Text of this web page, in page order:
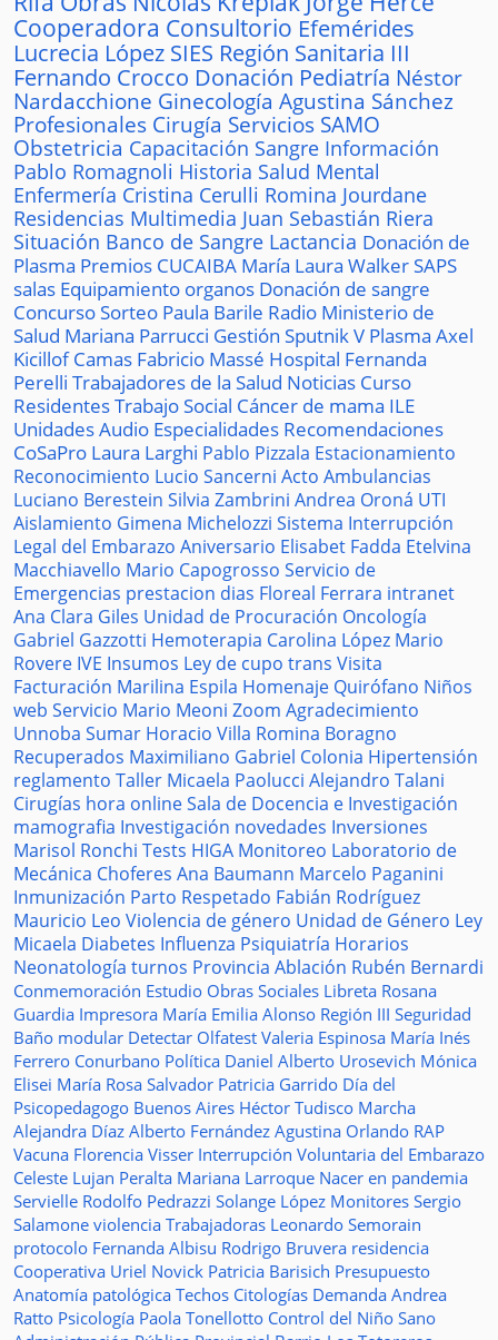
Cooperadora Consultorio Efemérides
Lucrecia López SIES Región Sanitaria III
Fernando Crocco Donación Pediatría Néstor
Nardacchione Ginecología Agustina Sánchez
Profesionales Cirugía Servicios SAMO
Obstetricia Capacitación Sangre Información
Pablo Romagnoli Historia Salud Mental
Enfermería Cristina Cerulli Romina Jourdane
Residencias Multimedia Juan Sebastián Riera
Situación Banco de Sangre Lactancia Donación de
Plasma Premios CUCAIBA María Laura WalkerSAPS
salas Equipamiento organos Donación de sangre
ConcursoSorteo Paula Barile Radio Ministerio de
Salud Mariana Parrucci Gestión Sputnik V Plasma Axel
KicillofCamas Fabricio Massé Hospital Fernanda
Perelli Trabajadores de la Salud Noticias Curso
ResidentesTrabajo Social Cáncer de mama ILE
UnidadesAudio Especialidades Recomendaciones
CoSaPro Laura Larghi Pablo Pizzala Estacionamiento
Reconocimiento Lucio Sancerni Acto Ambulancias
Luciano Berestein Silvia Zambrini Andrea Oroná UTI
Aislamiento Gimena Michelozzi Sistema Interrupción
Legal del Embarazo Aniversario Elisabet Fadda Etelvina
Macchiavello Mario Capogrosso Servicio de
Emergencias prestacion dias Floreal Ferrara intranet
Ana Clara Giles Unidad de Procuración Oncología
Gabriel Gazzotti Hemoterapia Carolina López Mario
Rovere IVE Insumos Ley de cupo trans Visita
Facturación Marilina Espila Homenaje Quirófano Niños
web Servicio Mario Meoni Zoom Agradecimiento
Unnoba Sumar Horacio Villa Romina Boragno
Recuperados Maximiliano Gabriel Colonia Hipertensión
reglamento Taller Micaela Paolucci Alejandro Talani
Cirugías hora onlineSala de Docencia e Investigación
mamografia Investigación novedades Inversiones
Marisol Ronchi Tests HIGA Monitoreo Laboratorio de
Mecánica Choferes Ana Baumann Marcelo Paganini
Inmunización Parto Respetado Fabián Rodríguez
Mauricio Leo Violencia de género Unidad de Género Ley
Micaela Diabetes Influenza Psiquiatría Horarios
Neonatología turnos Provincia Ablación Rubén Bernardi
Conmemoración Estudio Obras Sociales Libreta Rosana
Guardia Impresora María Emilia Alonso Región III Seguridad
Baño modular Detectar Olfatest Valeria Espinosa María Inés
Ferrero Conurbano Política Daniel Alberto Urosevich Mónica
Elisei María Rosa Salvador Patricia Garrido Día del
Psicopedagogo Buenos Aires Héctor Tudisco Marcha
Alejandra Díaz Alberto Fernández Agustina Orlando RAP
Vacuna Florencia Visser Interrupción Voluntaria del Embarazo
Celeste Lujan Peralta Mariana Larroque Nacer en pandemia
Servielle Rodolfo Pedrazzi Solange López Monitores Sergio
Salamone violencia Trabajadoras Leonardo Semorain
protocolo Fernanda Albisu Rodrigo Bruvera residencia
Cooperativa Uriel Novick Patricia Barisich Presupuesto
Anatomía patológica Techos Citologías Demanda Andrea
Ratto Psicología Paola Tonellotto Control del Niño Sano